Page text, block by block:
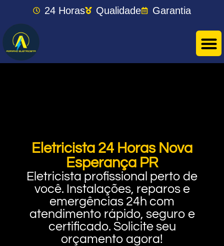
24 Horas Qualidade Garantia
Eletricista 24 Horas Nova
Esperança PR
Eletricista profissional perto de
você. Instalações, reparos e
emergências 24h com
atendimento rápido, seguro e
certificado. Solicite seu
orçamento agora!